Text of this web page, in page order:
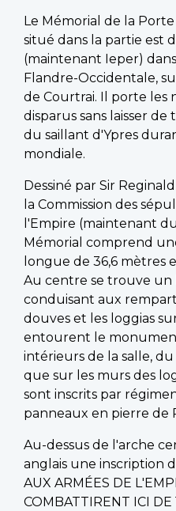
Le Mémorial de la
situé dans la partie est
(maintenant Ieper)
Flandre-Occidentale,
de Courtrai. Il porte les
disparus sans laisser de
du saillant d'Ypres
mondiale.
Dessiné par Sir
la Commission des
l'Empire (maintenant
Mémorial comprend
longue de 36,6 mètres
Au centre se trouve un
conduisant aux
douves et les loggias
entourent le
intérieurs de la salle, du
que sur les murs des
sont inscrits par
panneaux en pierre de
Au-dessus de l'arche
anglais une inscription
AUX ARMÉES DE
COMBATTIRENT ICI DE